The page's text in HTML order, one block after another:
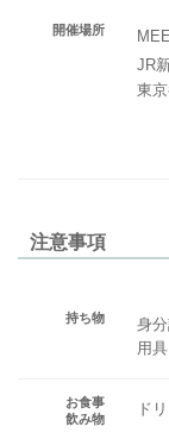
開催場所
JR
東
注意事項
持ち物
身
用具
お食事
飲み物
ド